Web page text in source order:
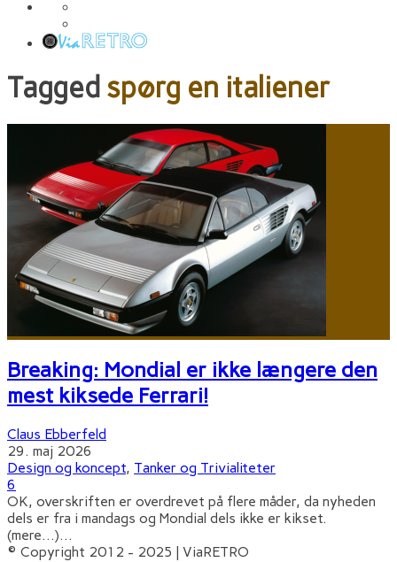
Tagged spørg en italiener
Breaking: Mondial er ikke længere den
mest kiksede Ferrari!
Claus Ebberfeld
29. maj 2026
Design og koncept, Tanker og Trivialiteter
6
OK, overskriften er overdrevet på flere måder, da nyheden
dels er fra i mandags og Mondial dels ikke er kikset.
(mere…)...
© Copyright 2012 - 2025 | ViaRETRO